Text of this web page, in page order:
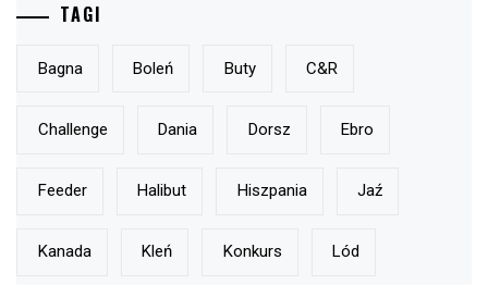
TAGI
Bagna Boleń Buty C&r
Challenge Dania Dorsz Ebro
Feeder Halibut Hiszpania Jaź
Kanada Kleń Konkurs Lód